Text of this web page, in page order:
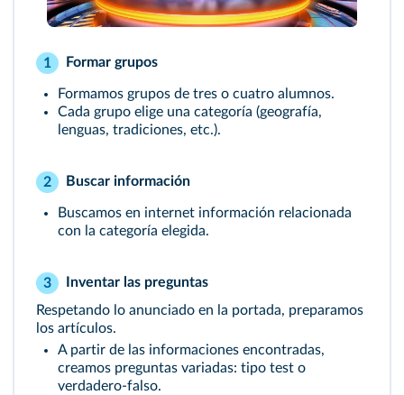
1 Formar grupos
Formamos grupos de tres o cuatro alumnos.
Cada grupo elige una categoría (geografía,
lenguas, tradiciones, etc.).
2 Buscar información
Buscamos en internet información relacionada
con la categoría elegida.
3
Inventar las preguntas
Respetando lo anunciado en la portada, preparamos
los artículos.
A partir de las informaciones encontradas,
creamos preguntas variadas: tipo test o
verdadero-falso.